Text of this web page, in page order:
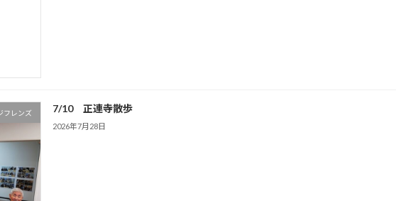
フレンズ 7/10 正連寺散歩
2026年7月28日